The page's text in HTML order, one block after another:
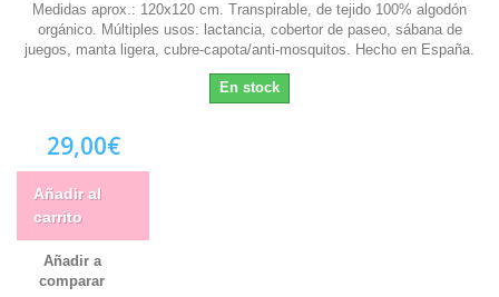
Medidas aprox.: 120x120 cm. Transpirable, de tejido 100% algodón
orgánico. Múltiples usos: lactancia, cobertor de paseo, sábana de
juegos, manta ligera, cubre-capota/anti-mosquitos. Hecho en España.
En stock
29,00€
Añadir al
carrito
Añadir a
comparar